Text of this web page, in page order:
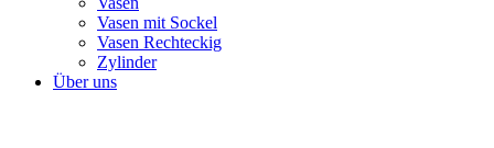
Vasen mit Sockel
Vasen Rechteckig
Zylinder
Über uns